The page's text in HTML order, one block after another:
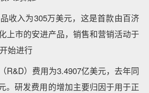
收入为305万美元，这是首款由百济
上市的安进产品，销售和营销活动于
始进行
R&D）费用为3.4907亿美元，去年同
。研发费用的增加主要归因于用于正